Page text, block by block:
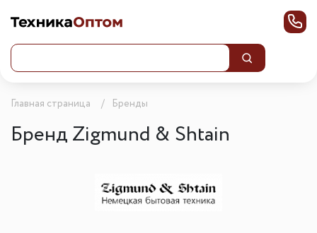
Главная страница Бренды
Бренд Zigmund & Shtain